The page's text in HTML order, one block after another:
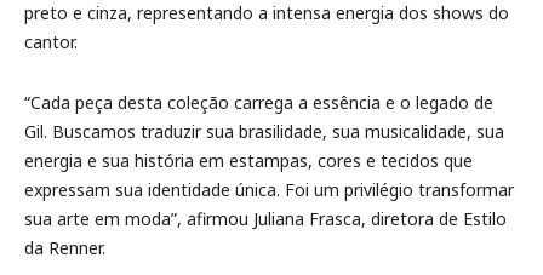
preto e cinza, representando a intensa energia dos shows do
cantor.
“Cada peça desta coleção carrega a essência e o legado de
Gil. Buscamos traduzir sua brasilidade, sua musicalidade, sua
energia e sua história em estampas, cores e tecidos que
expressam sua identidade única. Foi um privilégio transformar
sua arte em moda”, afirmou Juliana Frasca, diretora de Estilo
da Renner.